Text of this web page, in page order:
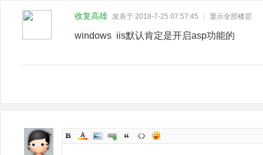
收复高雄 发表于 2018-7-25 07:57:45 显示全部楼层
windows iis默认肯定是开启asp功能的